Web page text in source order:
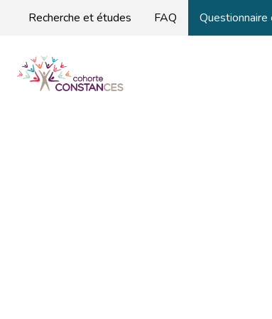
Recherche et études FAQ Questionnaire